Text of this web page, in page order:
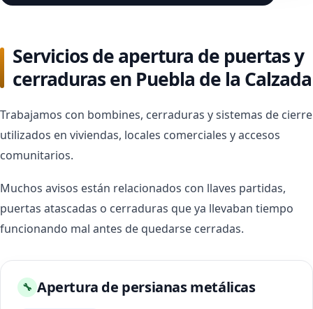
Servicios de apertura de puertas y
cerraduras en Puebla de la Calzada
Trabajamos con bombines, cerraduras y sistemas de cierre
utilizados en viviendas, locales comerciales y accesos
comunitarios.
Muchos avisos están relacionados con llaves partidas,
puertas atascadas o cerraduras que ya llevaban tiempo
funcionando mal antes de quedarse cerradas.
🔧 Apertura de persianas metálicas